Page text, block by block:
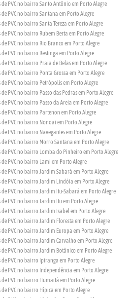
de PVC no bairro Santo Antônio em Porto Alegre
PVC no bairro Santana em Porto Alegre
PVC no bairro Santa Tereza em Porto Alegre
PVC no bairro Rubem Berta em Porto Alegre
PVC no bairro Rio Branco em Porto Alegre
PVC no bairro Restinga em Porto Alegre
PVC no bairro Praia de Belas em Porto Alegre
PVC no bairro Ponta Grossa em Porto Alegre
de PVC no bairro Petrópolis em Porto Alegre
PVC no bairro Passo das Pedras em Porto Alegre
PVC no bairro Passo da Areia em Porto Alegre
de PVC no bairro Partenon em Porto Alegre
de PVC no bairro Nonoai em Porto Alegre
PVC no bairro Navegantes em Porto Alegre
de PVC no bairro Morro Santana em Porto Alegre
de PVC no bairro Lomba do Pinheiro em Porto Alegre
PVC no bairro Lami em Porto Alegre
de PVC no bairro Jardim Sabará em Porto Alegre
de PVC no bairro Jardim Lindóia em Porto Alegre
de PVC no bairro Jardim Itu-Sabará em Porto Alegre
de PVC no bairro Jardim Itu em Porto Alegre
de PVC no bairro Jardim Isabel em Porto Alegre
de PVC no bairro Jardim Floresta em Porto Alegre
de PVC no bairro Jardim Europa em Porto Alegre
de PVC no bairro Jardim Carvalho em Porto Alegre
de PVC no bairro Jardim Botânico em Porto Alegre
de PVC no bairro Ipiranga em Porto Alegre
de PVC no bairro Independência em Porto Alegre
de PVC no bairro Humaitá em Porto Alegre
PVC no bairro Hípica em Porto Alegre